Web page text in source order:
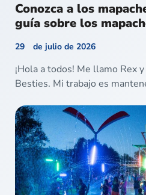
Conozca a los
guía sobre los
29 de julio de 2026
¡Hola a todos! Me llamo Rex
Besties. Mi trabajo es